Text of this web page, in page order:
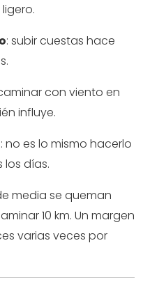
: subir cuestas hace
con viento en
influye.
: no es lo mismo hacerlo
los días.
media se queman
10 km. Un margen
varias veces por